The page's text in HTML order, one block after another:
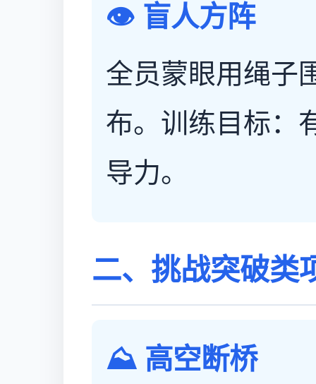
👁️ 盲人方阵
全员蒙眼用绳子
布。训练目标：
导力。
二、挑战突破类
⛰️ 高空断桥